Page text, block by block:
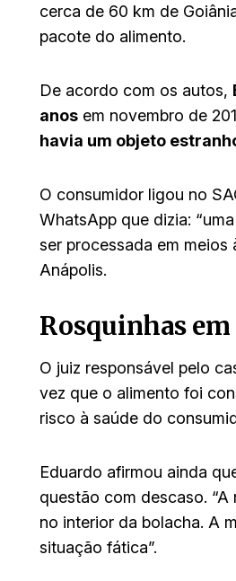
cerca de 60 km de
pacote do alimento.
De acordo com os autos,
anos em novembro de
havia um objeto
O consumidor ligou no
WhatsApp que dizia:
ser processada em meios
Anápolis.
Rosquinhas
O juiz responsável pelo
vez que o alimento foi
risco à saúde do
Eduardo afirmou ainda
questão com descaso.
no interior da bolacha. A
situação fática”.